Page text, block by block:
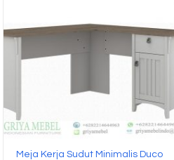
Meja Kerja Sudut Minimalis Duco